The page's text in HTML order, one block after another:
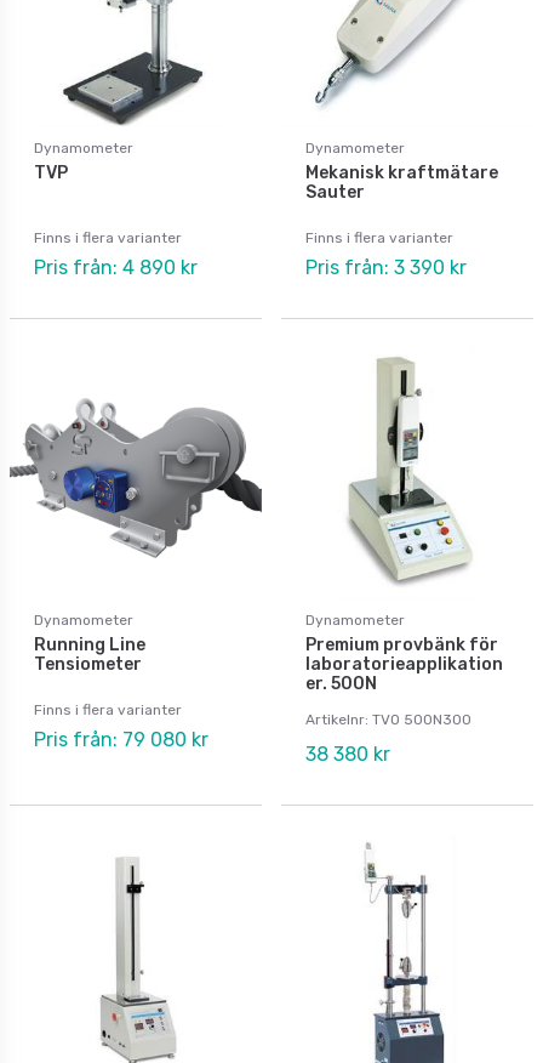
Dynamometer
TVP
Finns i flera varianter
Pris från: 4 890 kr
Dynamometer
Mekanisk kraftmätare
Sauter
Finns i flera varianter
Pris från: 3 390 kr
Dynamometer
Running Line
Tensiometer
Finns i flera varianter
Pris från: 79 080 kr
Dynamometer
Premium provbänk för
laboratorieapplikation
er. 500N
Artikelnr: TVO 500N300
38 380 kr